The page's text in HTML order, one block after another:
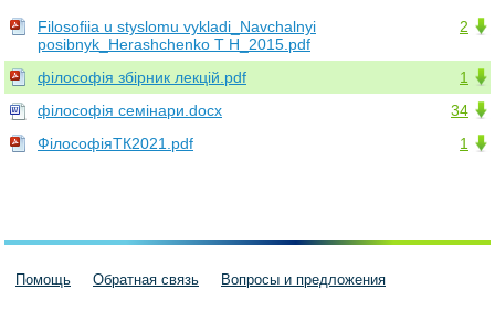
2
Filosofiia u styslomu vykladi_Navchalnyi
posibnyk_Herashchenko T H_2015.pdf
1
філософія збірник лекцій.pdf
34
філософія семінари.docx
1
ФілософіяТК2021.pdf
Помощь Обратная связь Вопросы и предложения